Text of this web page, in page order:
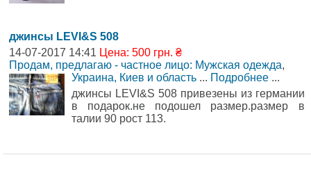
джинсы LEVI&S 508
14-07-2017 14:41 Цена: 500 грн. ₴
Продам, предлагаю - частное лицо: Мужская одежда,
Украина, Киев и область ... Подробнее ...
джинсы LEVI&S 508 привезены из германии
в подарок.не подошел размер.размер в
талии 90 рост 113.